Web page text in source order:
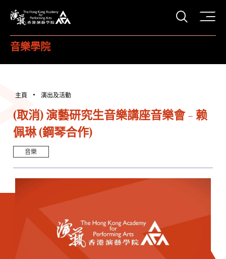
打開
音樂學院
主頁 演出及活動
(取消) 演藝研究生音樂講座音樂會 - 赖
佩琳 (鋼琴合作)
音樂